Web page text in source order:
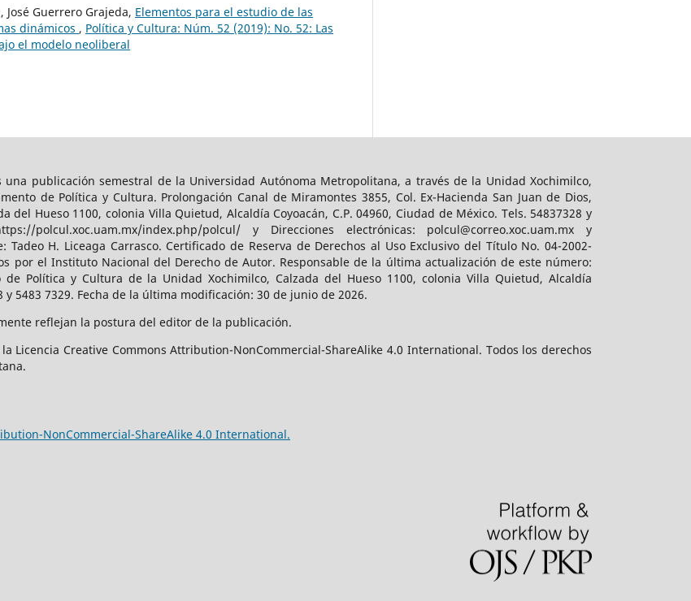
José Guerrero Grajeda, Elementos para el estudio de las
dinámicos , Política y Cultura: Núm. 52 (2019): No. 52: Las
el modelo neoliberal
publicación semestral de la Universidad Autónoma Metropolitana, a través de la Unidad Xochimilco,
de Política y Cultura. Prolongación Canal de Miramontes 3855, Col. Ex-Hacienda San Juan de Dios,
del Hueso 1100, colonia Villa Quietud, Alcaldía Coyoacán, C.P. 04960, Ciudad de México. Tels. 54837328 y
polcul.xoc.uam.mx/index.php/polcul/ y Direcciones electrónicas: polcul@correo.xoc.uam.mx y
H. Liceaga Carrasco. Certificado de Reserva de Derechos al Uso Exclusivo del Título No. 04-2002-
por el Instituto Nacional del Derecho de Autor. Responsable de la última actualización de este número:
Política y Cultura de la Unidad Xochimilco, Calzada del Hueso 1100, colonia Villa Quietud, Alcaldía
y 5483 7329. Fecha de la última modificación: 30 de junio de 2026.
reflejan la postura del editor de la publicación.
Licencia Creative Commons Attribution-NonCommercial-ShareAlike 4.0 International. Todos los derechos
NonCommercial-ShareAlike 4.0 International.